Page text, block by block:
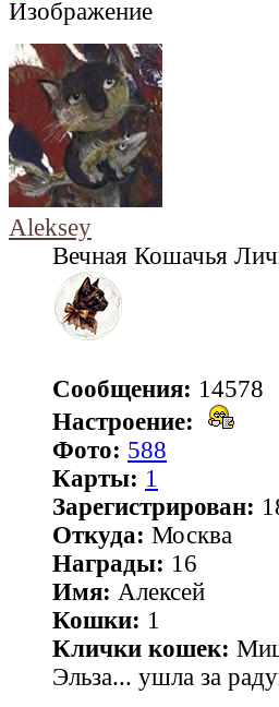
Aleksey
Вечная Кошачья
Сообщения: 14578
Настроение:
Фото: 588
Карты: 1
Зарегистрирован:
Откуда: Москва
Награды: 16
Имя: Алексей
Кошки: 1
Клички кошек:
Эльза... ушла за